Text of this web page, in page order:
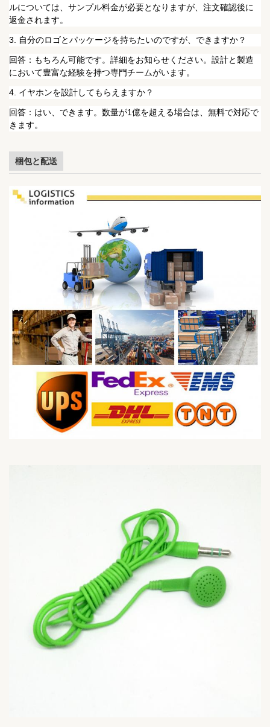
ルについては、サンプル料金が必要となりますが、注文確認後に
返金されます。
3. 自分のロゴとパッケージを持ちたいのですが、できますか？
回答：もちろん可能です。詳細をお知らせください。設計と製造
において豊富な経験を持つ専門チームがいます。
4. イヤホンを設計してもらえますか？
回答：はい、できます。数量が1億を超える場合は、無料で対応で
きます。
梱包と配送